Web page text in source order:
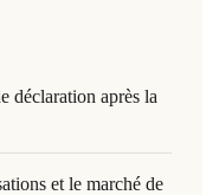
déclaration après la
et le marché de